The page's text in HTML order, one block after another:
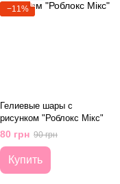
−11%
Гелиевые шары с
рисунком "Роблокс Мікс"
80 грн 90 грн
Купить